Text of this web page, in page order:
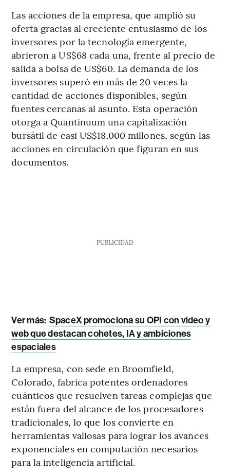
Las acciones de la empresa, que amplió su
oferta gracias al creciente entusiasmo de los
inversores por la tecnología emergente,
abrieron a US$68 cada una, frente al precio de
salida a bolsa de US$60. La demanda de los
inversores superó en más de 20 veces la
cantidad de acciones disponibles, según
fuentes cercanas al asunto. Esta operación
otorga a Quantinuum una capitalización
bursátil de casi US$18.000 millones, según las
acciones en circulación que figuran en sus
documentos.
PUBLICIDAD
Ver más: SpaceX promociona su OPI con video y
web que destacan cohetes, IA y ambiciones
espaciales
La empresa, con sede en Broomfield,
Colorado, fabrica potentes ordenadores
cuánticos que resuelven tareas complejas que
están fuera del alcance de los procesadores
tradicionales, lo que los convierte en
herramientas valiosas para lograr los avances
exponenciales en computación necesarios
para la inteligencia artificial.